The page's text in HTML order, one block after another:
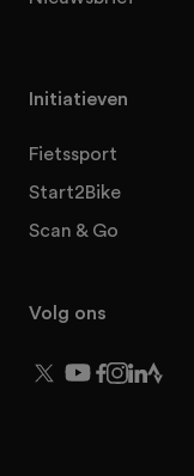
Initiatieven
Fietssport
Start2Bike
Scan & Go
Volg ons